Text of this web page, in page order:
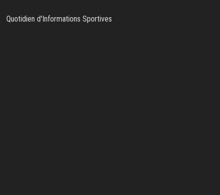
Quotidien d'Informations Sportives